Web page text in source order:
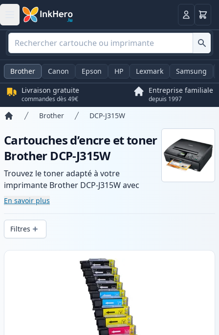
Panier
Brother Canon Epson HP Lexmark Samsung
Livraison gratuite
commandes dès 49€
Entreprise familiale
depuis 1997
Brother DCP-J315W
Cartouches d’encre et toner
Brother DCP-J315W
Trouvez le toner adapté à votre
imprimante Brother DCP-J315W avec
notre gamme de cartouches compatibles
et haute capacité. Profitez d’une qualité
d’impression constante et d’une livraison
rapide depuis un stock local en .
En savoir plus
Filtres
Produits